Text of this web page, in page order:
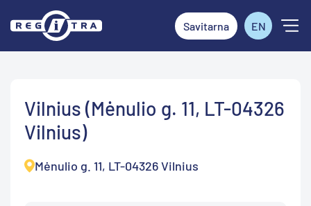
Savitarna EN
Vilnius (Mėnulio g. 11, LT-04326
Vilnius)
Mėnulio g. 11, LT-04326 Vilnius